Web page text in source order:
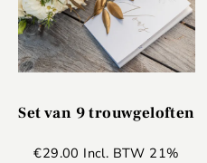
Set van 9 trouwgeloften
€29.00 Incl. BTW 21%